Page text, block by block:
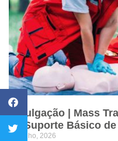
Divulgação | Mass
de Suporte Básico
22 Julho, 2026